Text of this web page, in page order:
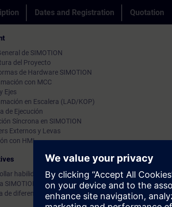
Dates and Registration Quotation
de SIMOTION
del Proyecto
de Hardware SIMOTION
con MCC
Ejes
en Escalera (LAD/KOP)
de Ejecución
Síncrona en SIMOTION
Externos y Levas
con HMI
habilidades para el desarrollo, intervención y
SIMOTION, así como sus fundamentos de
de diferentes aplicaciones de control en